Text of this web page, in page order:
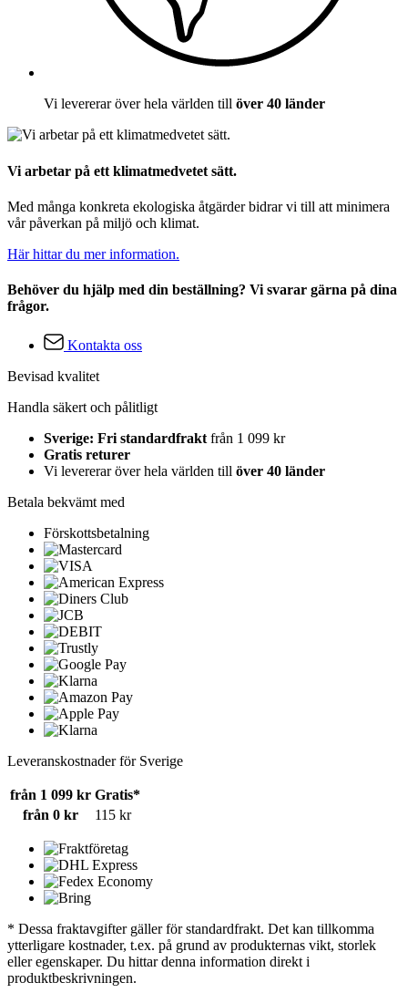
Vi levererar över hela världen till över 40 länder
Vi arbetar på ett klimatmedvetet sätt.
Med många konkreta ekologiska åtgärder bidrar vi till att minimera
vår påverkan på miljö och klimat.
Här hittar du mer information.
Behöver du hjälp med din beställning? Vi svarar gärna på dina
frågor.
Kontakta oss
Bevisad kvalitet
Handla säkert och pålitligt
Sverige: Fri standardfraktfrån 1 099 kr
Gratis returer
Vi levererar över hela världen till över 40 länder
Betala bekvämt med
Förskottsbetalning
Leveranskostnader för Sverige
från 1 099 kr Gratis*
från 0 kr
115 kr
* Dessa fraktavgifter gäller för standardfrakt. Det kan tillkomma
ytterligare kostnader, t.ex. på grund av produkternas vikt, storlek
eller egenskaper. Du hittar denna information direkt i
produktbeskrivningen.